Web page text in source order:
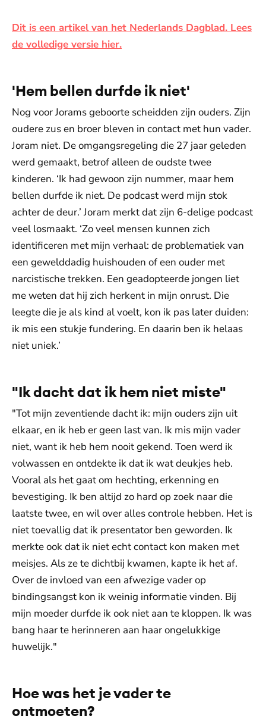
Dit is een artikel van het Nederlands Dagblad. Lees
de volledige versie hier.
'Hem bellen durfde ik niet'
Nog voor Jorams geboorte scheidden zijn ouders. Zijn
oudere zus en broer bleven in contact met hun vader.
Joram niet. De omgangsregeling die 27 jaar geleden
werd gemaakt, betrof alleen de oudste twee
kinderen. ‘Ik had gewoon zijn nummer, maar hem
bellen durfde ik niet. De podcast werd mijn stok
achter de deur.’ Joram merkt dat zijn 6-delige podcast
veel losmaakt. ‘Zo veel mensen kunnen zich
identificeren met mijn verhaal: de problematiek van
een gewelddadig huishouden of een ouder met
narcistische trekken. Een geadopteerde jongen liet
me weten dat hij zich herkent in mijn onrust. Die
leegte die je als kind al voelt, kon ik pas later duiden:
ik mis een stukje fundering. En daarin ben ik helaas
niet uniek.’
"Ik dacht dat ik hem niet miste"
"Tot mijn zeventiende dacht ik: mijn ouders zijn uit
elkaar, en ik heb er geen last van. Ik mis mijn vader
niet, want ik heb hem nooit gekend. Toen werd ik
volwassen en ontdekte ik dat ik wat deukjes heb.
Vooral als het gaat om hechting, erkenning en
bevestiging. Ik ben altijd zo hard op zoek naar die
laatste twee, en wil over alles controle hebben. Het is
niet toevallig dat ik presentator ben geworden. Ik
merkte ook dat ik niet echt contact kon maken met
meisjes. Als ze te dichtbij kwamen, kapte ik het af.
Over de invloed van een afwezige vader op
bindingsangst kon ik weinig informatie vinden. Bij
mijn moeder durfde ik ook niet aan te kloppen. Ik was
bang haar te herinneren aan haar ongelukkige
huwelijk."
Hoe was het je vader te
ontmoeten?